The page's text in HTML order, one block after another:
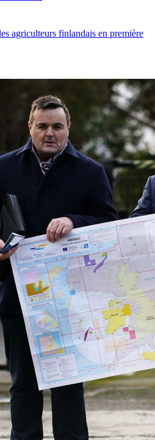
agriculteurs finlandais en première